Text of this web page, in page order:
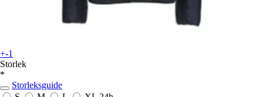
+-1
Storlek
*
Storleksguide